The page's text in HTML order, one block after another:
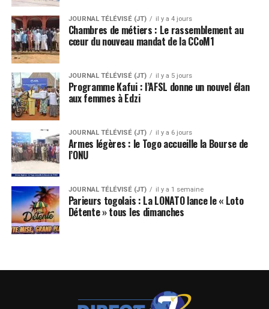
JOURNAL TÉLÉVISÉ (JT) il y a 4 jours
Chambres de métiers : Le rassemblement au
cœur du nouveau mandat de la CCoM1
JOURNAL TÉLÉVISÉ (JT) il y a 5 jours
Programme Kafui : l’AFSL donne un nouvel élan
aux femmes à Edzi
JOURNAL TÉLÉVISÉ (JT) il y a 6 jours
Armes légères : le Togo accueille la Bourse de
l’ONU
JOURNAL TÉLÉVISÉ (JT) il y a 1 semaine
Parieurs togolais : La LONATO lance le « Loto
Détente » tous les dimanches